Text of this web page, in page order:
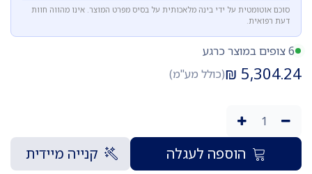
סוכם אוטומטית על ידי בינה מלאכותית על בסיס מפרט המוצר. אינו מהווה חוות
דעת רפואית.
6 צופים במוצר כרגע
5,304.24
₪(כולל מע"מ)
הוספה לעגלה קנייה מיידית